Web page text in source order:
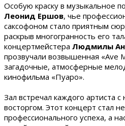
Особую краску в музыкальное
Леонид Ершов, чье
саксофоном стало приятным
раскрыв многогранность его
концертмейстера Людмилы
прозвучали возвышенная «Ave
загадочные, атмосферные
кинофильма «Пуаро».
Зал встречал каждого артиста
восторгом. Этот концерт стал
профессионального успеха, а